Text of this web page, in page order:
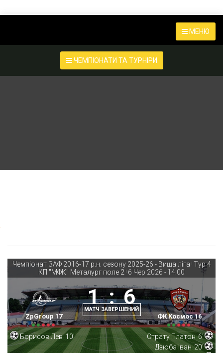
МЕНЮ
ЧЕМПІОНАТИ ТА ТУРНІРИ
Чемпіонат ЗАФ 2016-17 р.н. сезону 2025-26 - Вища ліга | Тур 4
КП "МФК" Металург поле 2 | 6 Чер 2026 - 14:00
ZpGroup 17
1 : 6
МАТЧ ЗАВЕРШЕНИЙ
ФК Космос 16
Борисов Лев 10' Страту Платон 6'
Дзюба Іван 20'